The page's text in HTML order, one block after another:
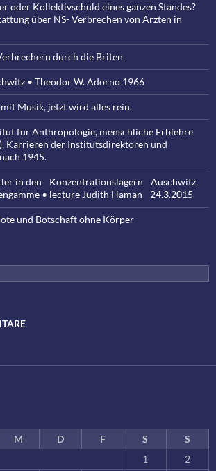
oder Kollektivschuld eines ganzen Standes?
über NS- Verbrechen von Ärzten in
durch die Briten
• Theodor W. Adorno 1966
Musik, jetzt wird alles rein.
für Anthropologie, menschliche Erblehre
Karrieren der Institutsdirektoren und
1945.
in den Konzentrationslagern Auschwitz,
• lecture Judith Haman 24.3.2015
und Botschaft ohne Körper
M D F S
S
1
2